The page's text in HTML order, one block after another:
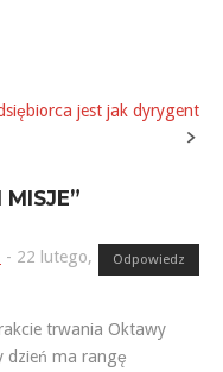
jest jak dyrygent
MISJE”
Odpowiedz
- 22 lutego,
trwania Oktawy
dzień ma rangę